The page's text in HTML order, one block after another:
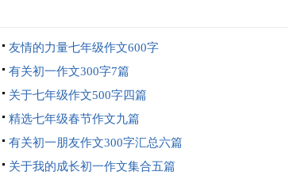
友情的力量七年级作文600字
有关初一作文300字7篇
关于七年级作文500字四篇
精选七年级春节作文九篇
有关初一朋友作文300字汇总六篇
关于我的成长初一作文集合五篇